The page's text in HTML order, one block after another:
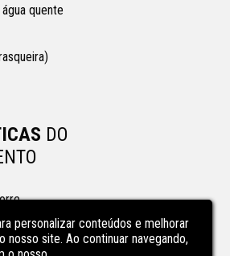
quente
DO
de lazer
personalizar conteúdos e melhorar
nosso site. Ao continuar navegando,